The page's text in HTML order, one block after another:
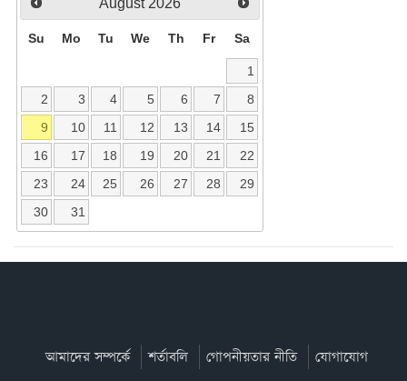
Su Mo Tu We Th Fr Sa
1
2
3 4 5 6 7
8
9
10 11 12 13 14
15
16
17 18 19 20 21
22
23
24 25 26 27 28
29
30
31
আমাদের সম্পর্কে শর্তাবলি গোপনীয়তার নীতি যোগাযোগ